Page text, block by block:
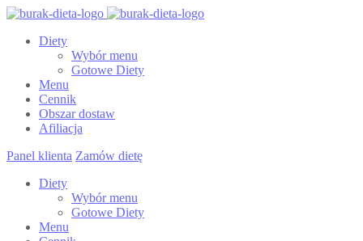
Diety
Wybór menu
Gotowe Diety
Menu
Cennik
Obszar dostaw
Afiliacja
Panel klienta Zamów dietę
Diety
Wybór menu
Gotowe Diety
Menu